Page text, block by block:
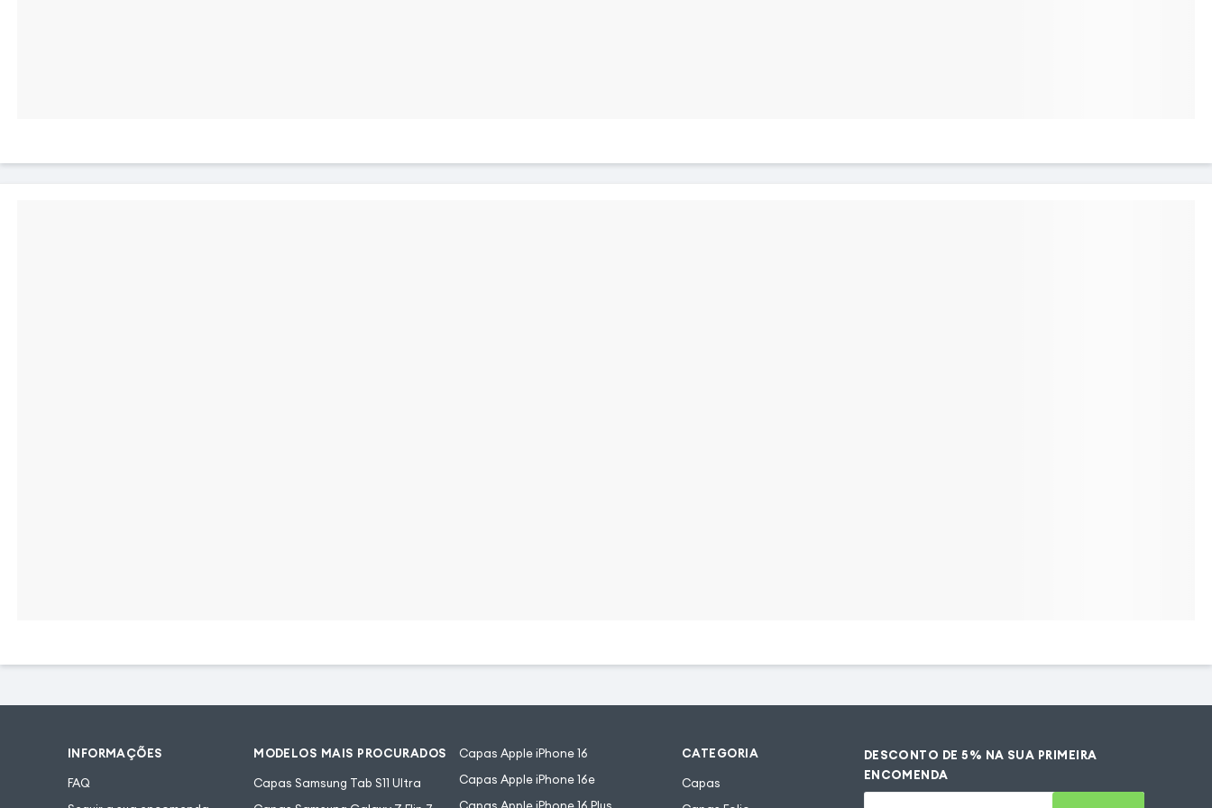
INFORMAÇÕES
FAQ
MODELOS MAIS PROCURADOS
Capas Samsung Tab S11 Ultra
Capas Apple iPhone 16
Capas Apple iPhone 16e
CATEGORIA
Capas
DESCONTO DE 5% NA SUA PRIMEIRA
ENCOMENDA